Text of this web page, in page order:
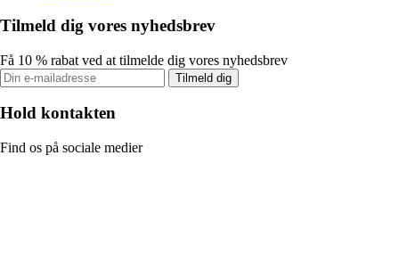
Tilmeld dig vores nyhedsbrev
Få 10 % rabat ved at tilmelde dig vores nyhedsbrev
Tilmeld dig
Hold kontakten
Find os på sociale medier